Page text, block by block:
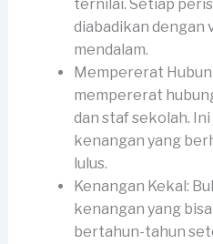
ternilai. Setiap
diabadikan dengan
mendalam.
Mempererat
mempererat
dan staf sekolah.
kenangan yang
lulus.
Kenangan Kekal:
kenangan yang
bertahun-tahun